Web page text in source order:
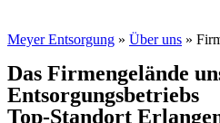
Meyer Entsorgung » Über uns »
Das Firmengelände
Entsorgungsbetriebs
Top-Standort